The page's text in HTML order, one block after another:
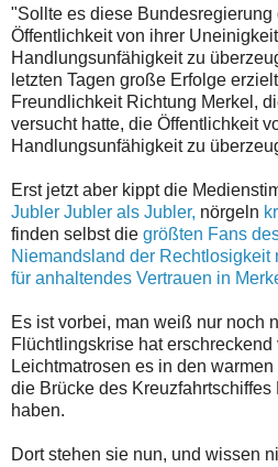
"Sollte es diese Bundesregierung
Öffentlichkeit von ihrer
Handlungsunfähigkeit zu
letzten Tagen große Erfolge
Freundlichkeit Richtung Merkel,
versucht hatte, die Öffentlichkeit
Handlungsunfähigkeit zu
Erst jetzt aber kippt die
Jubler Jubler als Jubler, nörgeln
finden selbst die größten Fans
Niemandsland der Rechtlosigkeit
für anhaltendes Vertrauen in
Es ist vorbei, man weiß nur noch
Flüchtlingskrise hat
Leichtmatrosen es in den
die Brücke des
haben.
Dort stehen sie nun, und wissen